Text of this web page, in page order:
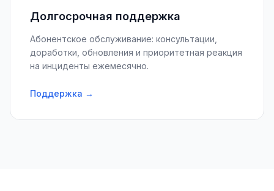
Долгосрочная поддержка
Абонентское обслуживание: консультации,
доработки, обновления и приоритетная реакция
на инциденты ежемесячно.
Поддержка →